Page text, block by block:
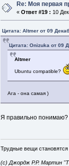
Re: Моя первая
«Ответ #19 : 10
Цитата: Altmer от 09
Цитата: Onizuka от 09
Altmer
Ubuntu compatible?
Ага - она самая )
Я правильно понимаю?
Трудные вещи становятся
(с) Джордж Р.Р. Мартин